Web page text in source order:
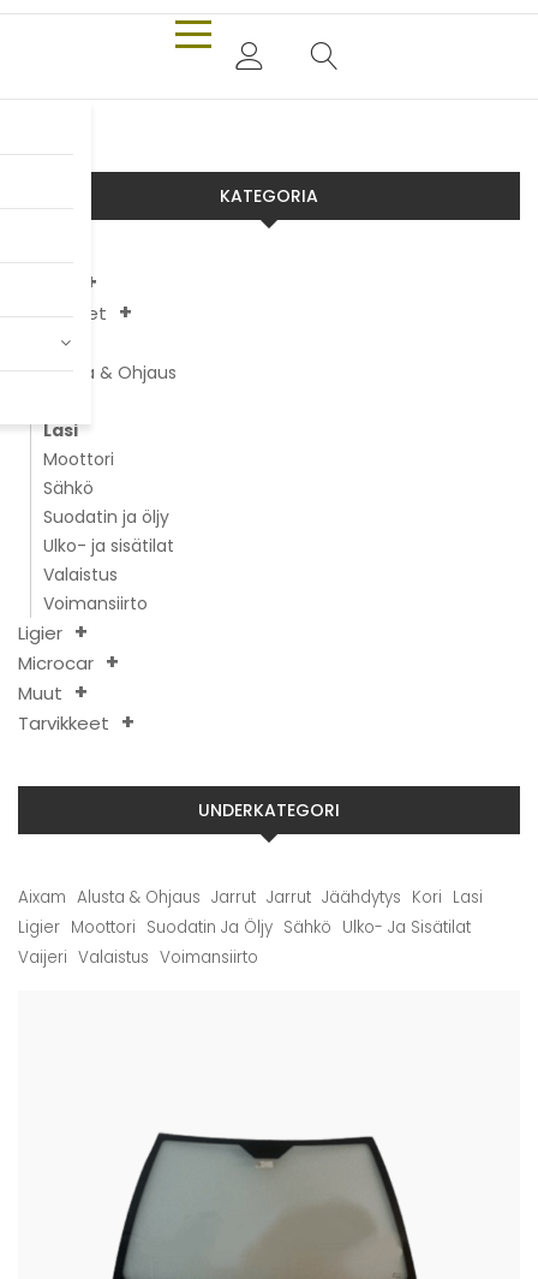
KATEGORIA
Chatenet
Alusta & Ohjaus
Lasi
Moottori
Sähkö
Suodatin ja öljy
Ulko- ja sisätilat
Valaistus
Voimansiirto
Ligier
Microcar
Muut
Tarvikkeet
UNDERKATEGORI
Aixam Alusta & Ohjaus Jarrut Jarrut Jäähdytys Kori Lasi
Ligier Moottori Suodatin Ja Öljy Sähkö Ulko- Ja Sisätilat
Vaijeri Valaistus Voimansiirto